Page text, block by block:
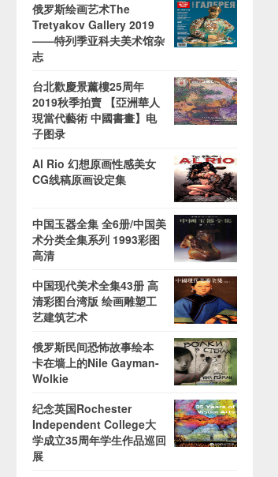
俄罗斯绘画艺术The
Tretyakov Gallery 2019
——特列季亚科夫美术馆杂
志
台北歡慶景薰樓25周年
2019秋季拍賣 【亞洲華人
現當代藝術 中國書畫】电
子图录
Al Rio 幻想原画性感美女
CG线稿原画设定集
中国玉器全集 全6册/中国美
术分类全集系列 1993彩图
高清
中国现代美术全集43册 高
清彩图台湾版 绘画雕塑工
艺建筑艺术
俄罗斯民间恐怖故事绘本
卡在墙上的Nile Gayman-
Wolkie
纪念英国Rochester
Independent College大
学成立35周年学生作品巡回
展